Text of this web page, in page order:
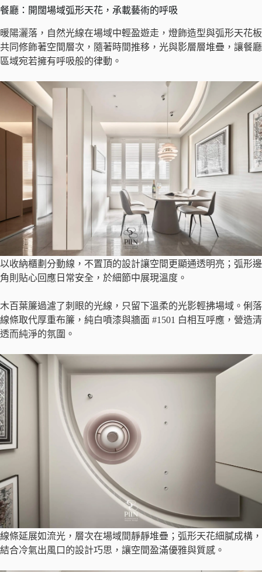
餐廳：開闊場域弧形天花，承載藝術的呼吸
暖陽灑落，自然光線在場域中輕盈遊走，燈飾造型與弧形天花板
共同修飾著空間層次，隨著時間推移，光與影層層堆疊，讓餐廳
區域宛若擁有呼吸般的律動。
以收納櫃劃分動線，不置頂的設計讓空間更顯通透明亮；弧形邊
角則貼心回應日常安全，於細節中展現溫度。
木百葉簾過濾了刺眼的光線，只留下溫柔的光影輕拂場域。俐落
線條取代厚重布簾，純白噴漆與牆面 #1501 白相互呼應，營造清
透而純淨的氛圍。
線條延展如流光，層次在場域間靜靜堆疊；弧形天花細膩成構，
結合冷氣出風口的設計巧思，讓空間盈滿優雅與質感。